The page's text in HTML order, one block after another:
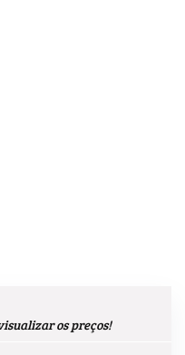
os preços!